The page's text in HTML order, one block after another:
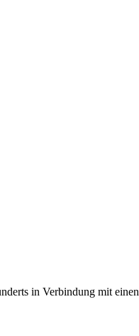
in Verbindung mit einen